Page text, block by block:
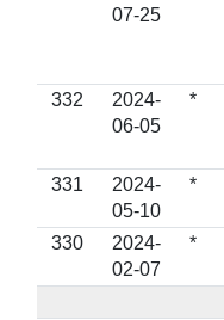
07-25
332
2024-
06-05
*
331
2024-
05-10
*
330
2024-
02-07
*